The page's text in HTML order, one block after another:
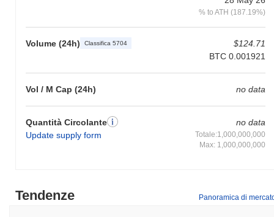
% to ATH (187.19%)
Volume (24h) Classifica 5704
$124.71
BTC 0.001921
Vol / M Cap (24h) no data
Quantità Circolante
Update supply form
no data
Totale:1,000,000,000
Max: 1,000,000,000
Tendenze Panoramica di